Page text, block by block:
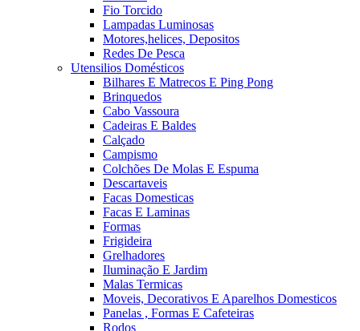
Fio Torcido
Lampadas Luminosas
Motores,helices, Depositos
Redes De Pesca
Utensilios Domésticos
Bilhares E Matrecos E Ping Pong
Brinquedos
Cabo Vassoura
Cadeiras E Baldes
Calçado
Campismo
Colchões De Molas E Espuma
Descartaveis
Facas Domesticas
Facas E Laminas
Formas
Frigideira
Grelhadores
Iluminação E Jardim
Malas Termicas
Moveis, Decorativos E Aparelhos Domesticos
Panelas , Formas E Cafeteiras
Rodos